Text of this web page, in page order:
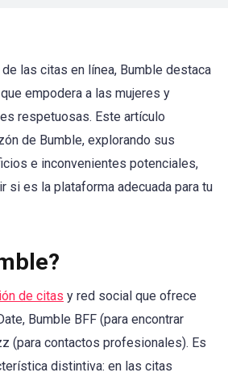
las citas en línea, Bumble destaca
empodera a las mujeres y
respetuosas. Este artículo
de Bumble, explorando sus
e inconvenientes potenciales,
si es la plataforma adecuada para tu
de citas y red social que ofrece
Bumble BFF (para encontrar
(para contactos profesionales). Es
distintiva: en las citas